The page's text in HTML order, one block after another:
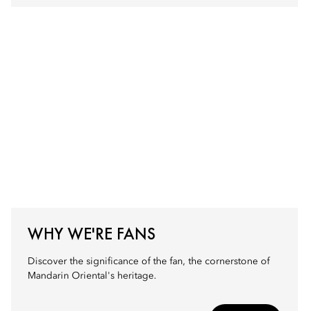
WHY WE'RE FANS
Discover the significance of the fan, the cornerstone of
Mandarin Oriental's heritage.